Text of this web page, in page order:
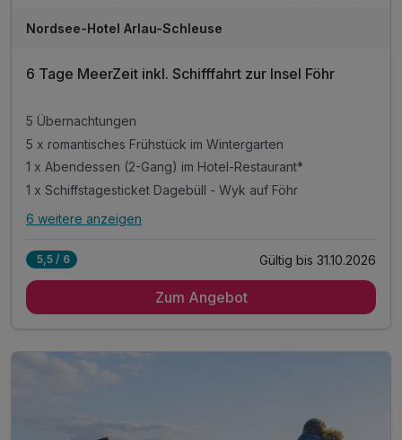
Nordsee-Hotel Arlau-Schleuse
6 Tage MeerZeit inkl. Schifffahrt zur Insel Föhr
5 Übernachtungen
5 x romantisches Frühstück im Wintergarten
1 x Abendessen (2-Gang) im Hotel-Restaurant*
1 x Schiffstagesticket Dagebüll - Wyk auf Föhr
Alle Inklusivleistungen
5 x romantisches Frühstück im Wintergarten
6 weitere anzeigen
5,5 / 6 Gültig bis 31.10.2026
Zum Angebot